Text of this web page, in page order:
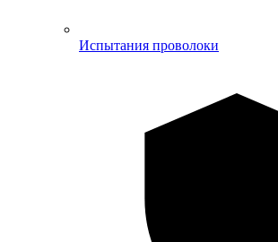
Испытания проволоки